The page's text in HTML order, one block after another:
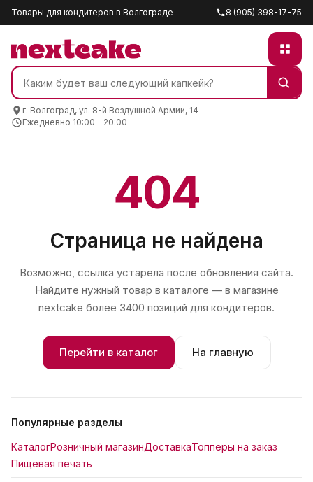
Товары для кондитеров в Волгограде 8 (905) 398-17-75
г. Волгоград, ул. 8-й Воздушной Армии, 14
Ежедневно 10:00 – 20:00
404
Страница не найдена
Возможно, ссылка устарела после обновления сайта.
Найдите нужный товар в каталоге — в магазине
nextcake более 3400 позиций для кондитеров.
Перейти в каталог На главную
Популярные разделы
КаталогРозничный магазинДоставкаТопперы на заказ
Пищевая печать